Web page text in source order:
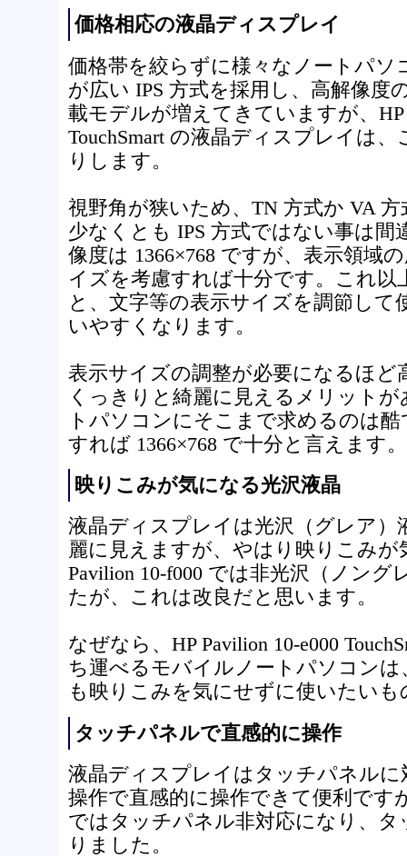
価格相応の液晶ディスプレイ
価格帯を絞らずに様々なノートパソ
が広い IPS 方式を採用し、高解像度
載モデルが増えてきていますが、HP
TouchSmart の液晶ディスプレイは
りします。
視野角が狭いため、TN 方式か VA
少なくとも IPS 方式ではない事は間
像度は 1366×768 ですが、表示領域
イズを考慮すれば十分です。これ以
と、文字等の表示サイズを調節して
いやすくなります。
表示サイズの調整が必要になるほど
くっきりと綺麗に見えるメリット
トパソコンにそこまで求めるのは
すれば 1366×768 で十分と言えます。
映りこみが気になる光沢液晶
液晶ディスプレイは光沢（グレア）
麗に見えますが、やはり映りこみが
Pavilion 10-f000 では非光沢（ノング
たが、これは改良だと思います。
なぜなら、HP Pavilion 10-e000
ち運べるモバイルノートパソコン
も映りこみを気にせずに使いたい
タッチパネルで直感的に操作
液晶ディスプレイはタッチパネル
操作で直感的に操作できて便利です
ではタッチパネル非対応になり、
りました。